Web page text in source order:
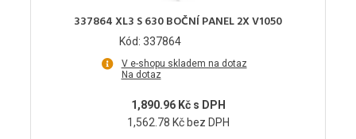
337864 XL3 S 630 BOČNÍ PANEL 2X V1050
Kód: 337864
V e-shopu skladem na dotaz
Na dotaz
1,890.96 Kč s DPH
1,562.78 Kč bez DPH